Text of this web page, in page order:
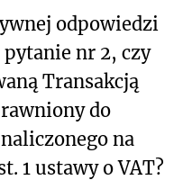
odpowiedzi
nr 2, czy
Transakcją
do
na
1 ustawy o VAT?